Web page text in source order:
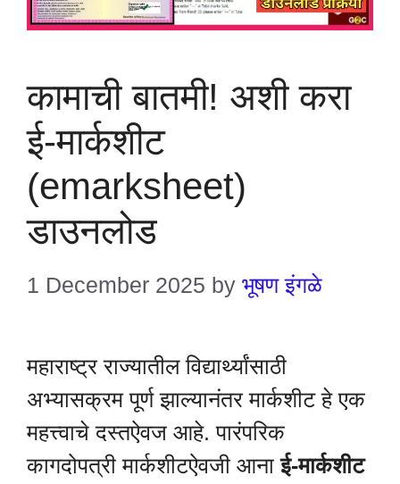
कामाची बातमी! अशी करा
ई-मार्कशीट
(emarksheet)
डाउनलोड
1 December 2025 by भूषण इंगळे
महाराष्ट्र राज्यातील विद्यार्थ्यांसाठी
अभ्यासक्रम पूर्ण झाल्यानंतर मार्कशीट हे एक
महत्त्वाचे दस्तऐवज आहे. पारंपरिक
कागदोपत्री मार्कशीटऐवजी आनाई-मार्कशीट